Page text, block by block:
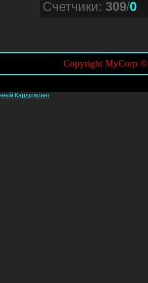
Счетчики: 309/0
Copyright MyCorp